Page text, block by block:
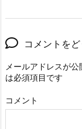
コメントを
メールアドレスが公
は必須項目です
コメント